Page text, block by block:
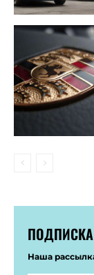
ПОДПИСКА
Наша